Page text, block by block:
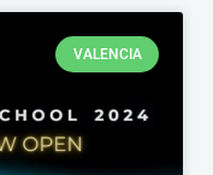
VALENCIA